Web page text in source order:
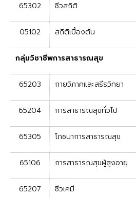
65302 ชีวสถิติ
05102 สถิติเบื้องต้น
กลุ่มวิชาชีพการสาธารณสุข
65203 กายวิภาคและสรีรวิทยา
65204 การสาธารณสุขทั่วไป
65305 โภชนาการสาธารณสุข
65106 การสาธารณสุขผู้สูงอายุ
65207 ชีวเคมี